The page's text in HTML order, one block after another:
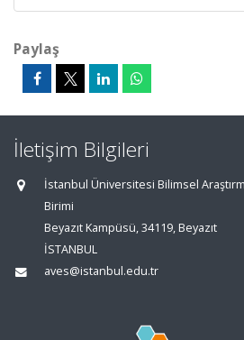
Paylaş
İletişim Bilgileri
İstanbul Üniversitesi Bilimsel
Birimi
Beyazıt Kampüsü, 34119, Beyazıt
İSTANBUL
aves@istanbul.edu.tr